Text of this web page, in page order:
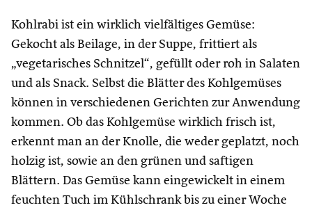
Kohlrabi ist ein wirklich vielfältiges Gemüse:
Gekocht als Beilage, in der Suppe, frittiert als
„vegetarisches Schnitzel“, gefüllt oder roh in Salaten
und als Snack. Selbst die Blätter des Kohlgemüses
können in verschiedenen Gerichten zur Anwendung
kommen. Ob das Kohlgemüse wirklich frisch ist,
erkennt man an der Knolle, die weder geplatzt, noch
holzig ist, sowie an den grünen und saftigen
Blättern. Das Gemüse kann eingewickelt in einem
feuchten Tuch im Kühlschrank bis zu einer Woche